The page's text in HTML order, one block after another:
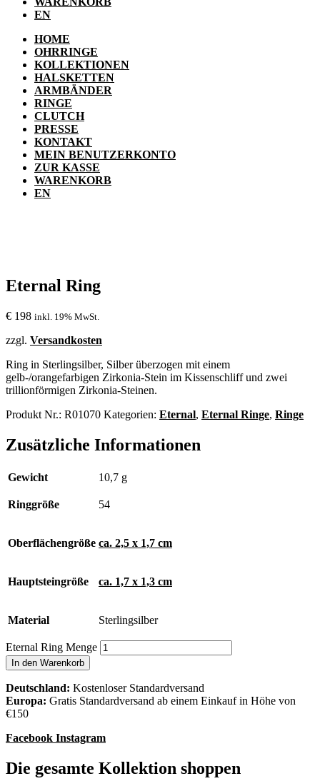
EN
HOME
OHRRINGE
KOLLEKTIONEN
HALSKETTEN
ARMBÄNDER
RINGE
CLUTCH
PRESSE
KONTAKT
MEIN BENUTZERKONTO
ZUR KASSE
WARENKORB
EN
Eternal Ring
€ 198 inkl. 19% MwSt.
zzgl. Versandkosten
Ring in Sterlingsilber, Silber überzogen mit einem
gelb-/orangefarbigen Zirkonia-Stein im Kissenschliff und zwei
trillionförmigen Zirkonia-Steinen.
Produkt Nr.: R01070 Kategorien: Eternal, Eternal Ringe, Ringe
Zusätzliche Informationen
Gewicht 10,7 g
Ringgröße 54
Oberflächengröße ca. 2,5 x 1,7 cm
Hauptsteingröße ca. 1,7 x 1,3 cm
Material Sterlingsilber
Eternal Ring Menge
In den Warenkorb
Deutschland: Kostenloser Standardversand
Europa: Gratis Standardversand ab einem Einkauf in Höhe von
€150
Facebook Instagram
Die gesamte Kollektion shoppen